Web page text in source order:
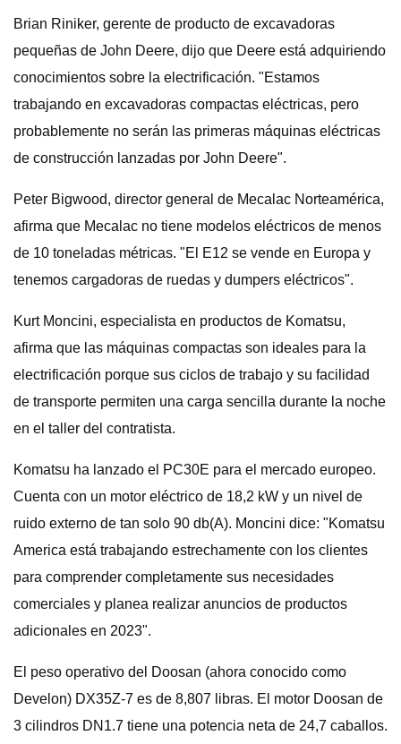
Brian Riniker, gerente de producto de excavadoras
pequeñas de John Deere, dijo que Deere está adquiriendo
conocimientos sobre la electrificación. "Estamos
trabajando en excavadoras compactas eléctricas, pero
probablemente no serán las primeras máquinas eléctricas
de construcción lanzadas por John Deere".
Peter Bigwood, director general de Mecalac Norteamérica,
afirma que Mecalac no tiene modelos eléctricos de menos
de 10 toneladas métricas. "El E12 se vende en Europa y
tenemos cargadoras de ruedas y dumpers eléctricos".
Kurt Moncini, especialista en productos de Komatsu,
afirma que las máquinas compactas son ideales para la
electrificación porque sus ciclos de trabajo y su facilidad
de transporte permiten una carga sencilla durante la noche
en el taller del contratista.
Komatsu ha lanzado el PC30E para el mercado europeo.
Cuenta con un motor eléctrico de 18,2 kW y un nivel de
ruido externo de tan solo 90 db(A). Moncini dice: "Komatsu
America está trabajando estrechamente con los clientes
para comprender completamente sus necesidades
comerciales y planea realizar anuncios de productos
adicionales en 2023".
El peso operativo del Doosan (ahora conocido como
Develon) DX35Z-7 es de 8,807 libras. El motor Doosan de
3 cilindros DN1.7 tiene una potencia neta de 24,7 caballos.